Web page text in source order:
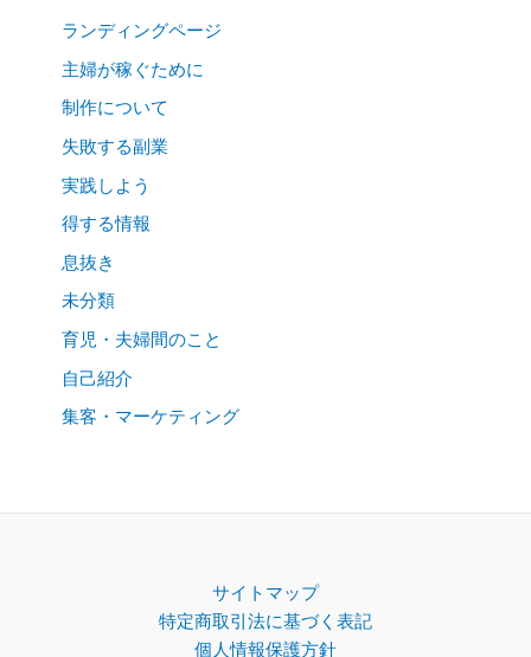
ランディングページ
主婦が稼ぐために
制作について
失敗する副業
実践しよう
得する情報
息抜き
未分類
育児・夫婦間のこと
自己紹介
集客・マーケティング
サイトマップ
特定商取引法に基づく表記
個人情報保護方針